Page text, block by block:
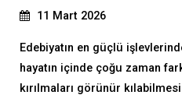
11 Mart 2026
Edebiyatın en güçlü
hayatın içinde çoğu zaman
kırılmaları görünür